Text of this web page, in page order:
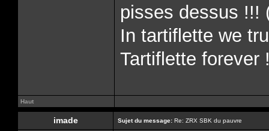
pisses dessus !!!
In tartiflette we
Tartiflette forever
Haut
imade Sujet du message: Re: ZRX SBK du pauvre